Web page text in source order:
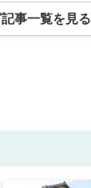
事一覧を見る